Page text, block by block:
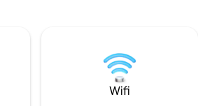
6
Wifi